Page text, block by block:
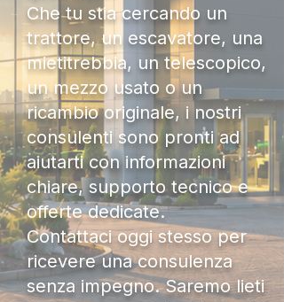
Che tu stia cercando un
trattore, un escavatore, una
mietitrebbia, un telescopico,
un mezzo usato o un
ricambio originale, i nostri
consulenti sono pronti ad
aiutarti con informazioni
chiare, supporto tecnico e
offerte dedicate.
Contattaci oggi stesso per
ricevere una consulenza
senza impegno. Saremo lieti